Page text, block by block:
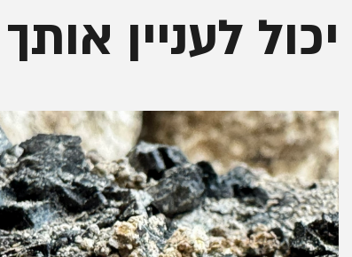
יכול לעניין אותך